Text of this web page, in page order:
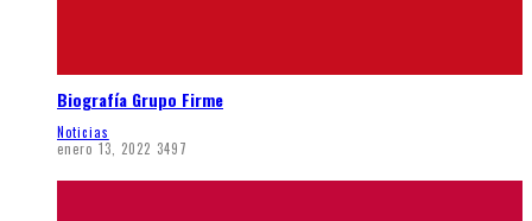
Biografía Grupo Firme
Noticias
enero 13, 2022 3497